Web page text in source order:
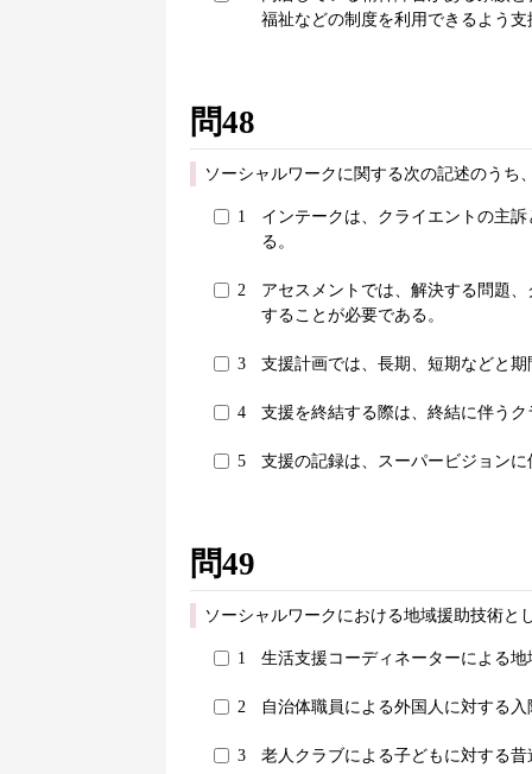
福祉などの制度を利用できるよう支
問48
ソーシャルワークに関する次の記述のうち
1
インテークは、クライエントの主
る。
2
アセスメントでは、解決する問題
することが必要である。
3 支援計画では、長期、短期などと
4 支援を終結する際は、終結に伴う
5 支援の記録は、スーパービジョン
問49
ソーシャルワークにおける地域援助技術と
1 生活支援コーディネーターによる
2 自治体職員による外国人に対する
3 老人クラブによる子どもに対する